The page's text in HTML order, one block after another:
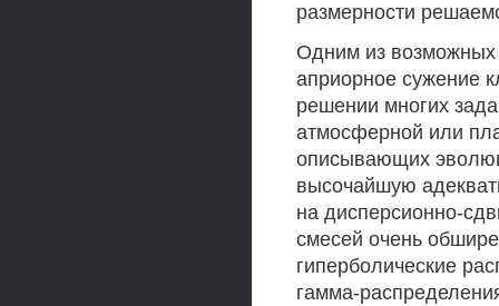
размерности
Одним из возможных
априорное сужение
решении многих
атмосферной или
описывающих
высочайшую
на дисперсионно-
смесей очень
гиперболические
гамма-